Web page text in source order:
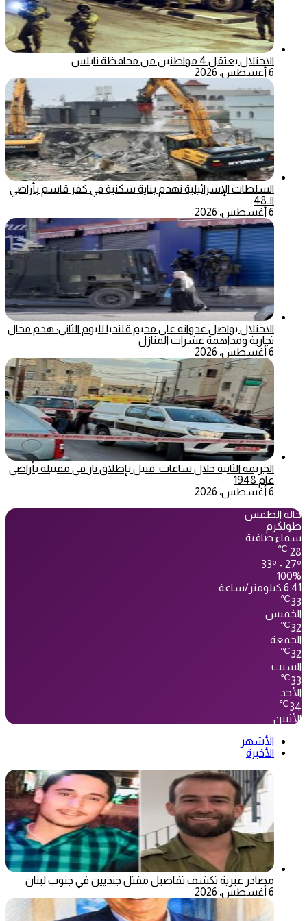
الاحتلال يعتقل 4 مواطنين من محافظة نابلس
6 أغسطس، 2026
السلطات الإسرائيلية تهدم بناية سكنية في كفر قاسم بأراضي
الـ48
6 أغسطس، 2026
الاحتلال يواصل عدوانه على مخيم قلنديا لليوم الثاني: هدم محال
تجارية ومداهمة عشرات المنازل
6 أغسطس، 2026
الجريمة الثانية خلال ساعات: قتيل بإطلاق نار في مقيبلة بأراضي
عام 1948
6 أغسطس، 2026
حالة الطقس
طولكرم
سماء صافية
28
℃
33º - 27º
100%
6.41 كيلومتر/ساعة
33
℃
الخميس
32
℃
الجمعة
32
℃
السبت
33
℃
الأحد
34
℃
الأثنين
الأشهر
الأخيرة
مصادر عبرية تكشف تفاصيل مقتل جنديين في جنوب لبنان
6 أغسطس، 2026